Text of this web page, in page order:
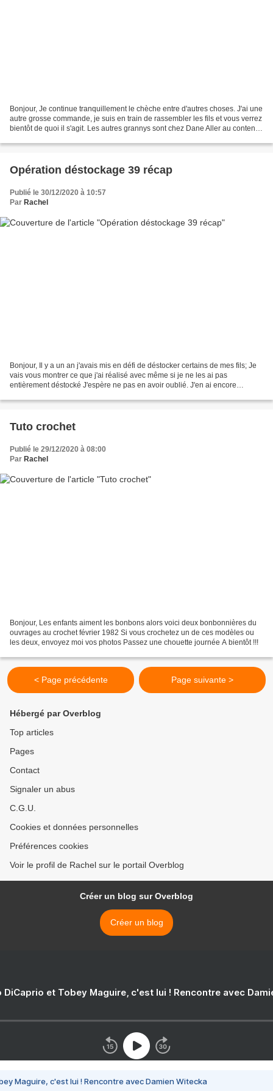
Bonjour, Je continue tranquillement le chèche entre d'autres choses. J'ai une
autre grosse commande, je suis en train de rassembler les fils et vous verrez
bientôt de quoi il s'agit. Les autres grannys sont chez Dane Aller au contenu |
Opération déstockage 39 récap
Publié le 30/12/2020 à 10:57
Par Rachel
Bonjour, Il y a un an j'avais mis en défi de déstocker certains de mes fils; Je
vais vous montrer ce que j'ai réalisé avec même si je ne les ai pas
entièrement déstocké J'espère ne pas en avoir oublié. J'en ai encore
Tuto crochet
Publié le 29/12/2020 à 08:00
Par Rachel
Bonjour, Les enfants aiment les bonbons alors voici deux bonbonnières du
ouvrages au crochet février 1982 Si vous crochetez un de ces modèles ou
les deux, envoyez moi vos photos Passez une chouette journée A bientôt !!!
< Page précédente Page suivante >
Hébergé par Overblog
Top articles
Pages
Contact
Signaler un abus
C.G.U.
Cookies et données personnelles
Préférences cookies
Voir le profil de Rachel sur le portail Overblog
Créer un blog sur Overblog
Créer un blog
DiCaprio et Tobey Maguire, c'est lui ! Rencontre avec
Maguire, c'est lui ! Rencontre avec Damien Witecka